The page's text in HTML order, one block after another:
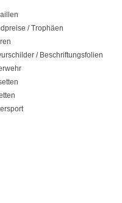
/ Trophäen
/ Beschriftungsfolien